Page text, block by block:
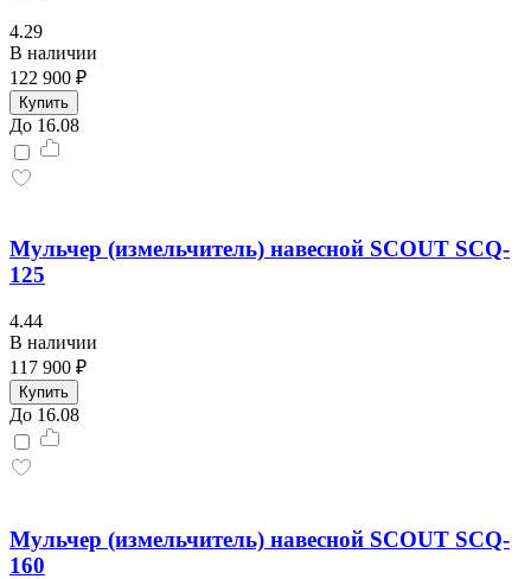
4.29
В наличии
122 900 ₽
Купить
До 16.08
Мульчер (измельчитель) навесной SCOUT SCQ-
125
4.44
В наличии
117 900 ₽
Купить
До 16.08
Мульчер (измельчитель) навесной SCOUT SCQ-
160